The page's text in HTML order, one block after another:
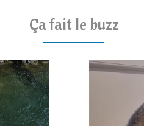
Ça fait le buzz